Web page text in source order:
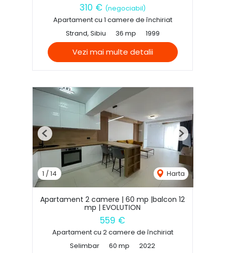
310 € (negociabil)
Apartament cu 1 camere de închiriat
Strand, Sibiu
36 mp 1999
Vezi mai multe detalii
1 /14 Harta
Previous Next
Apartament 2 camere | 60 mp |balcon 12
mp | EVOLUTION
559 €
Apartament cu 2 camere de închiriat
Selimbar
60 mp 2022